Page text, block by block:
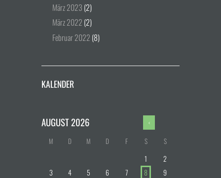
März2023 (2)
März2022 (2)
Februar2022 (8)
KALENDER
AUGUST2026
M D M D F S S
1
2
3
4 5 6 7 8
9